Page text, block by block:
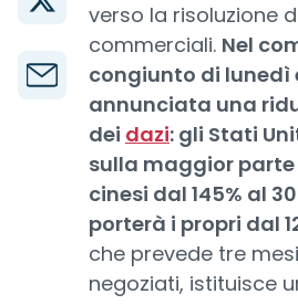
verso la risoluzione
commerciali. Nel
congiunto di lunedì
annunciata una
dei dazi: gli Stati
sulla maggior
cinesi dal 145% al
porterà i propri dal
che prevede tre
negoziati, istituisce